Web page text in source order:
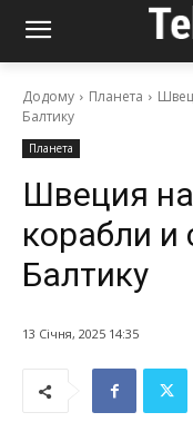
Додому Планета
Балтику
Планета
Швеция
корабли и
Балтику
13 Січня, 2025 14:35